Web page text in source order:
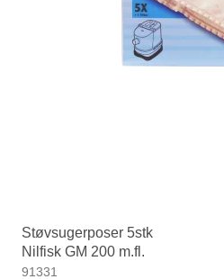
Støvsugerposer 5stk
Nilfisk GM 200 m.fl.
91331